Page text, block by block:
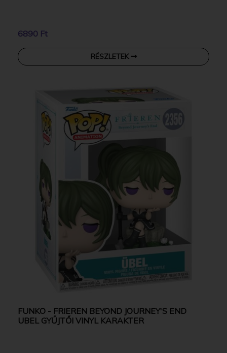
6890 Ft
RÉSZLETEK
FUNKO - FRIEREN BEYOND JOURNEY'S END
UBEL GYŰJTŐI VINYL KARAKTER